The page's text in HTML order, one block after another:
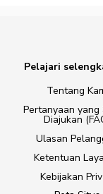
Pelajari
Tentang
Pertanyaan yang
Diajukan
Ulasan
Ketentuan
Kebijakan